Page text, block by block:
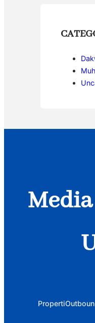
Properti